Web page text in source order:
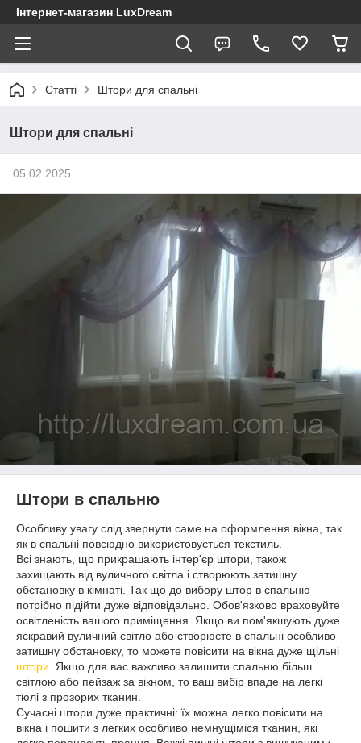
Інтернет-магазин LuxDream
Статті Штори для спальні
Штори для спальні
05.02.2025
Штори в спальню
Особливу увагу слід звернути саме на оформлення вікна, так
як в спальні повсюдно використовується текстиль.
Всі знають, що прикрашають інтер'єр штори, також
захищають від вуличного світла і створюють затишну
обстановку в кімнаті. Так що до вибору штор в спальню
потрібно підійти дуже відповідально. Обов'язково враховуйте
освітленість вашого приміщення. Якщо ви пом'якшують дуже
яскравий вуличний світло або створюєте в спальні особливо
затишну обстановку, то можете повісити на вікна дуже щільні
штори . Якщо для вас важливо залишити спальню більш
світлою або пейзаж за вікном, то ваш вибір впаде на легкі
тюлі з прозорих тканин.
Сучасні штори дуже практичні: їх можна легко повісити на
вікна і пошити з легких особливо немнущіміся тканин, які